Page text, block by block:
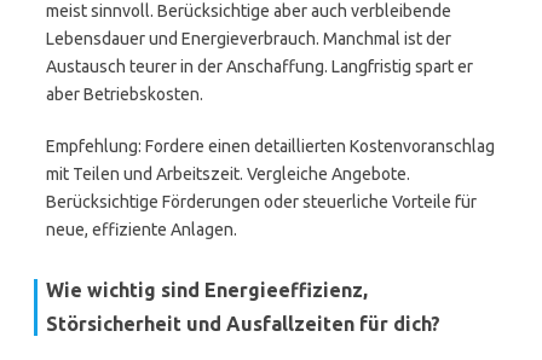
meist sinnvoll. Berücksichtige aber auch verbleibende
Lebensdauer und Energieverbrauch. Manchmal ist der
Austausch teurer in der Anschaffung. Langfristig spart er
aber Betriebskosten.
Empfehlung: Fordere einen detaillierten Kostenvoranschlag
mit Teilen und Arbeitszeit. Vergleiche Angebote.
Berücksichtige Förderungen oder steuerliche Vorteile für
neue, effiziente Anlagen.
Wie wichtig sind Energieeffizienz,
Störsicherheit und Ausfallzeiten für dich?